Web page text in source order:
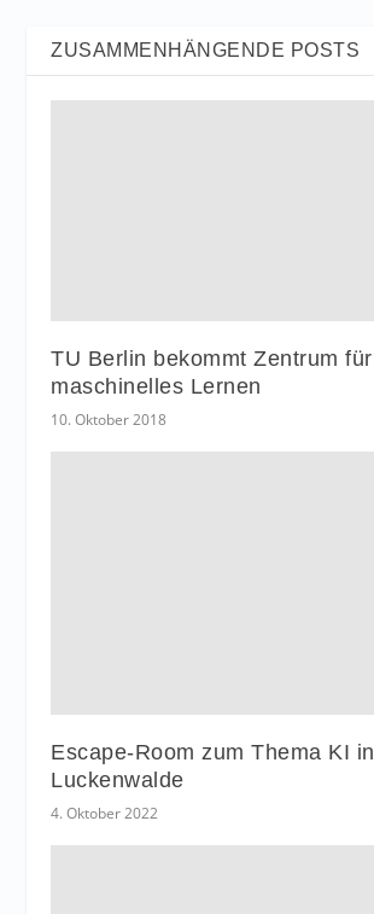
ZUSAMMENHÄNGENDE POSTS
TU Berlin bekommt Zentrum für
maschinelles Lernen
10. Oktober 2018
Escape-Room zum Thema KI in
Luckenwalde
4. Oktober 2022